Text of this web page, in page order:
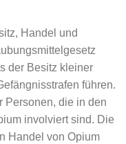
Handel und
der Besitz kleiner
führen.
Personen, die in den
involviert sind. Die
Handel von Opium